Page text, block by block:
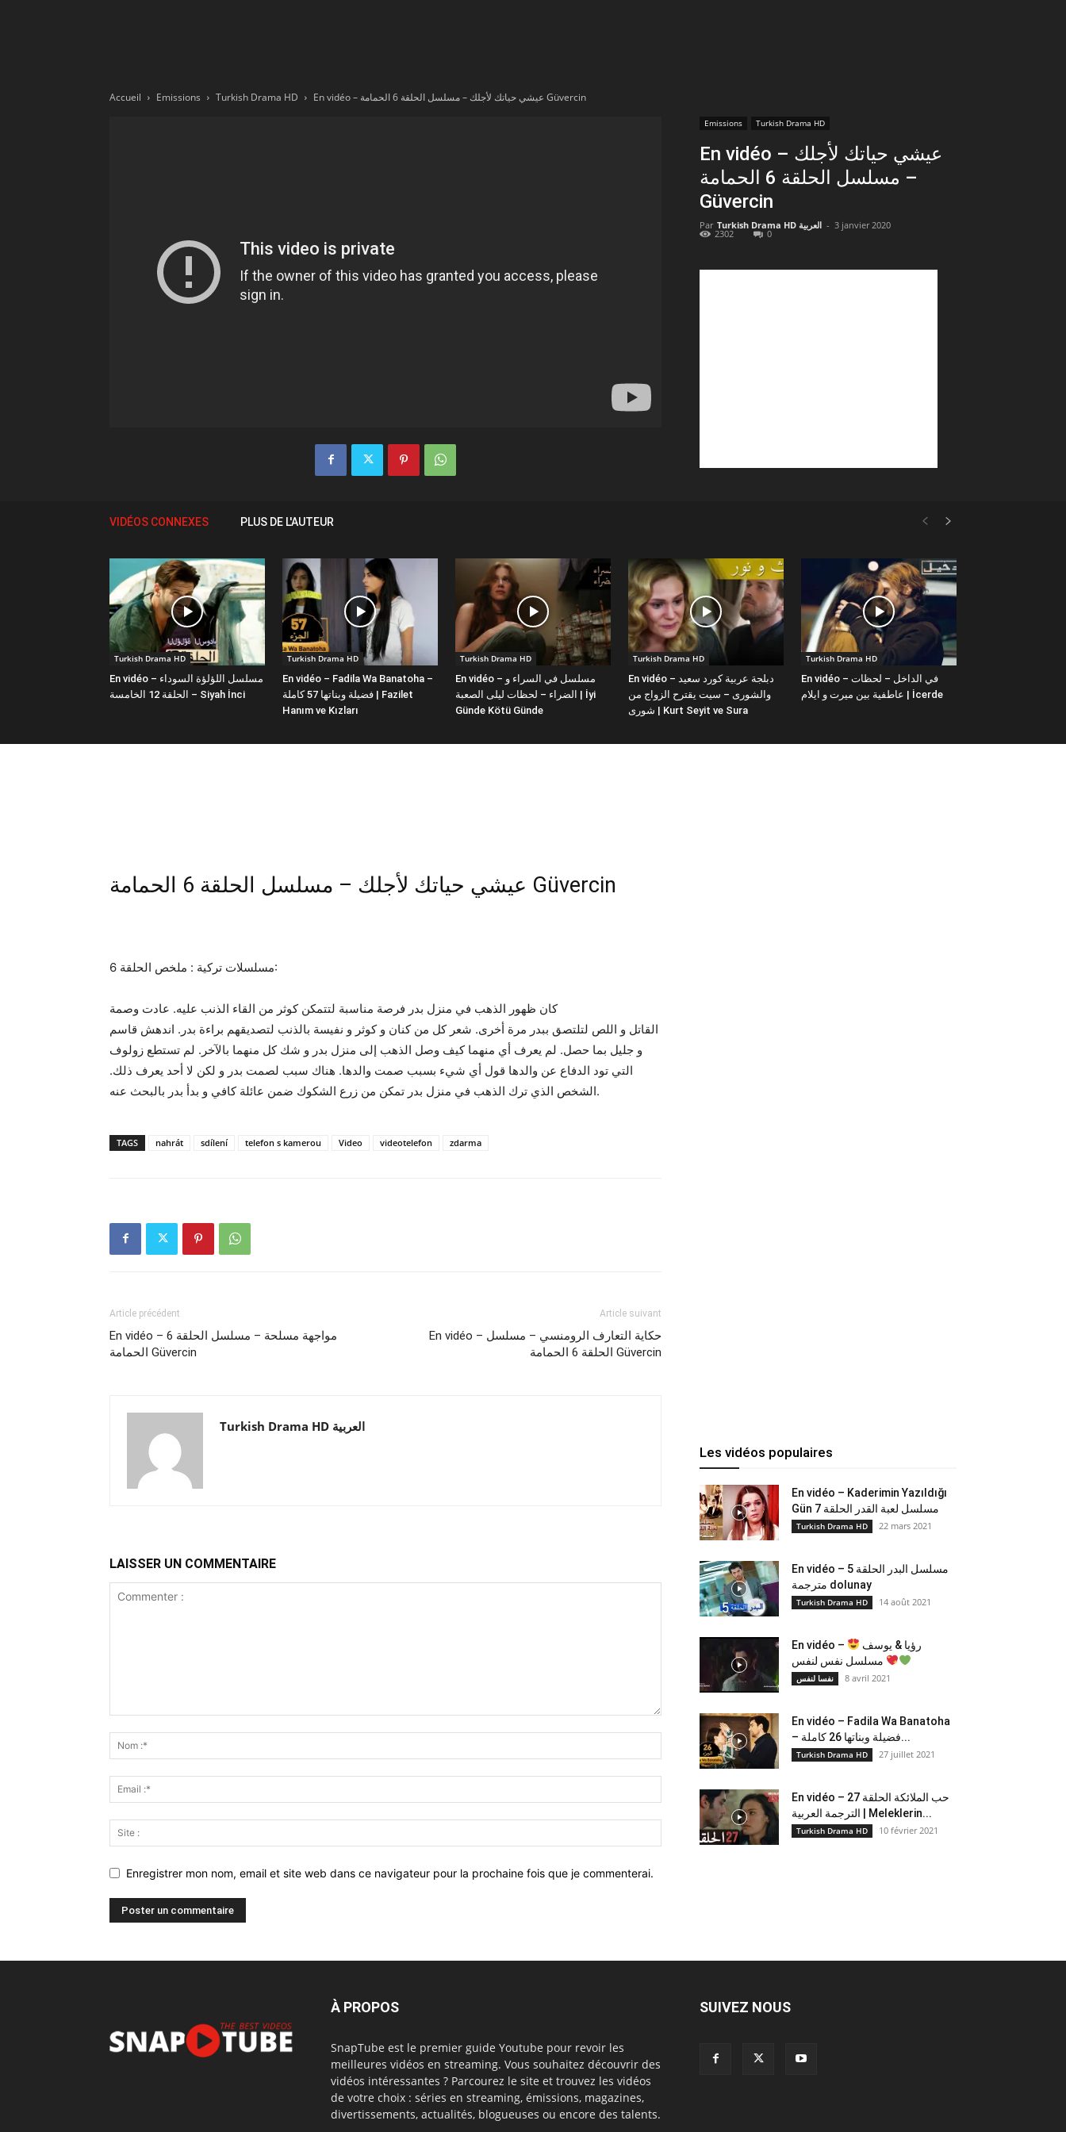
Accueil Emissions Turkish Drama HD En vidéo – عيشي حياتك لأجلك – مسلسل الحلقة 6 الحمامة Güvercin
Emissions Turkish Drama HD
En vidéo – عيشي حياتك لأجلك
– مسلسل الحلقة 6 الحمامة
Güvercin
Par Turkish Drama HD العربية - 3 janvier 2020
2302 0
VIDÉOS CONNEXES PLUS DE L'AUTEUR
Turkish Drama HD
En vidéo – مسلسل اللؤلؤة السوداء
الحلقة 12 الخامسة – Siyah İnci
Turkish Drama HD
En vidéo – Fadila Wa Banatoha –
فضيلة وبناتها 57 كاملة | Fazilet
Hanım ve Kızları
Turkish Drama HD
En vidéo – مسلسل في السراء و
الضراء – لحظات ليلى الصعبة | İyi
Günde Kötü Günde
Turkish Drama HD
En vidéo – دبلجة عربية كورد سعيد
والشورى – سيت يقترح الزواج من
شورى | Kurt Seyit ve Sura
Turkish Drama HD
En vidéo – في الداخل – لحظات
عاطفية بين ميرت و ايلام | İcerde
عيشي حياتك لأجلك – مسلسل الحلقة 6 الحمامة Güvercin
مسلسلات تركية : ملخص الحلقة 6:
كان ظهور الذهب في منزل بدر فرصة مناسبة لتتمكن كوثر من القاء الذنب عليه. عادت وصمة
القاتل و اللص لتلتصق ببدر مرة أخرى. شعر كل من كنان و كوثر و نفيسة بالذنب لتصديقهم براءة بدر. اندهش قاسم
و جليل بما حصل. لم يعرف أي منهما كيف وصل الذهب إلى منزل بدر و شك كل منهما بالآخر. لم تستطع زولوف
التي تود الدفاع عن والدها قول أي شيء بسبب صمت والدها. هناك سبب لصمت بدر و لكن لا أحد يعرف ذلك.
الشخص الذي ترك الذهب في منزل بدر تمكن من زرع الشكوك ضمن عائلة كافي و بدأ بدر بالبحث عنه.
TAGS nahrát sdílení telefon s kamerou Video videotelefon zdarma
Article précédent
En vidéo – مواجهة مسلحة – مسلسل الحلقة 6
الحمامة Güvercin
Article suivant
En vidéo – حكاية التعارف الرومنسي – مسلسل
الحلقة 6 الحمامة Güvercin
Turkish Drama HD العربية
LAISSER UN COMMENTAIRE
Enregistrer mon nom, email et site web dans ce navigateur pour la prochaine fois que je commenterai.
Les vidéos populaires
En vidéo – Kaderimin Yazıldığı
Gün مسلسل لعبة القدر الحلقة 7
Turkish Drama HD 22 mars 2021
En vidéo – مسلسل البدر الحلقة 5
مترجمة dolunay
Turkish Drama HD 14 août 2021
En vidéo –
نفسا لنفس 8 avril 2021
En vidéo – Fadila Wa Banatoha
– فضيلة وبناتها 26 كاملة...
Turkish Drama HD 27 juillet 2021
En vidéo – حب الملائكة الحلقة 27
الترجمة العربية | Meleklerin...
Turkish Drama HD 10 février 2021
À PROPOS
SnapTube est le premier guide Youtube pour revoir les
meilleures vidéos en streaming. Vous souhaitez découvrir des
vidéos intéressantes ? Parcourez le site et trouvez les vidéos
de votre choix : séries en streaming, émissions, magazines,
divertissements, actualités, blogueuses ou encore des talents.
SUIVEZ NOUS